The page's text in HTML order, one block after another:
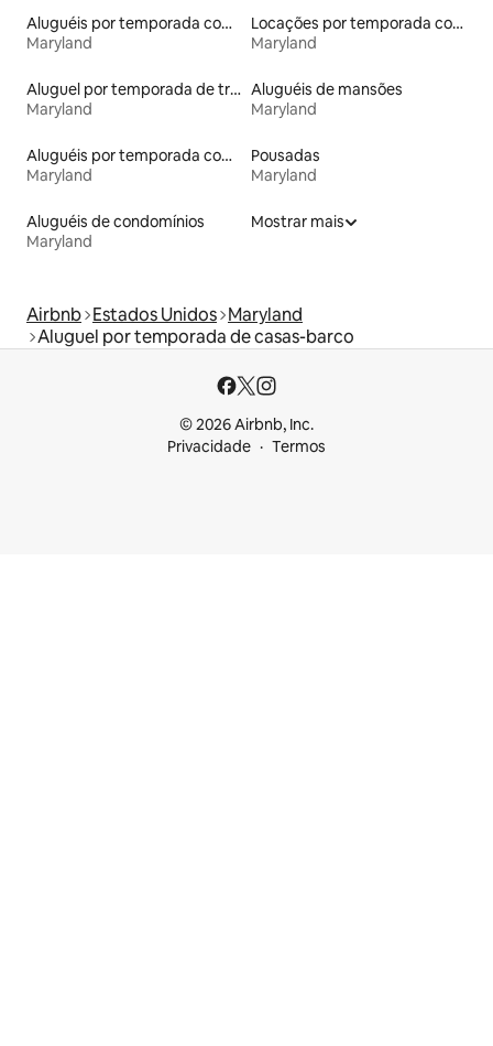
Aluguéis por temporada com caiaque
Maryland
Locações por temporada com piscina
Maryland
Aluguel por temporada de trailers
Maryland
Aluguéis de mansões
Maryland
Aluguéis por temporada com sauna
Maryland
Pousadas
Maryland
Aluguéis de condomínios
Maryland
Mostrar mais
Airbnb Estados Unidos Maryland
Aluguel por temporada de casas-barco
© 2026 Airbnb, Inc.
Privacidade
Termos